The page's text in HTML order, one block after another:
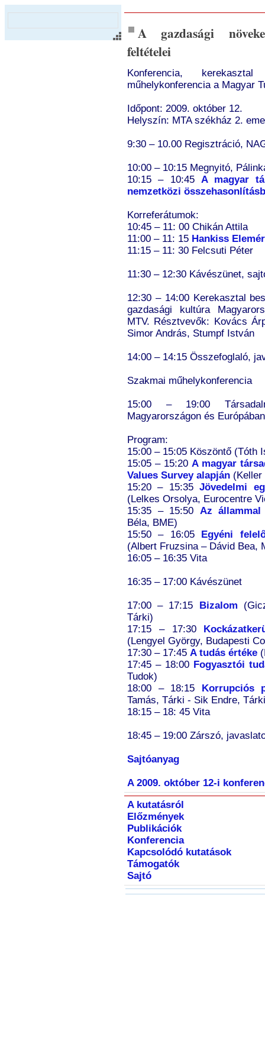
A gazdasági
feltételei
Konferencia,
műhelykonferencia a Magyar
Időpont: 2009. október 12.
Helyszín: MTA székház 2.
9:30 – 10.00 Regisztráció,
10:00 – 10:15 Megnyitó,
10:15 – 10:45 A magyar
nemzetközi
Korreferátumok:
10:45 – 11: 00 Chikán Attila
11:00 – 11: 15 Hankiss Elemér
11:15 – 11: 30 Felcsuti Péter
11:30 – 12:30 Kávészünet,
12:30 – 14:00 Kerekasztal
gazdasági kultúra
MTV. Résztvevők: Kovács
Simor András, Stumpf István
14:00 – 14:15 Összefoglaló,
Szakmai műhelykonferencia
15:00 – 19:00
Magyarországon és
Program:
15:00 – 15:05 Köszöntő (Tóth
15:05 – 15:20 A magyar
Values Survey alapján (Keller
15:20 – 15:35Jövedelmi
(Lelkes Orsolya, Eurocentre
15:35 – 15:50 Az állammal
Béla, BME)
15:50 – 16:05 Egyéni
(Albert Fruzsina – Dávid Bea,
16:05 – 16:35 Vita
16:35 – 17:00 Kávészünet
17:00 – 17:15 Bizalom
Tárki)
17:15 – 17:30
(Lengyel György, Budapesti
17:30 – 17:45 A tudás értéke
17:45 – 18:00 Fogyasztói
Tudok)
18:00 – 18:15 Korrupciós
Tamás, Tárki - Sik Endre,
18:15 – 18: 45 Vita
18:45 – 19:00 Zárszó,
Sajtóanyag
A 2009. október 12-i
A kutatásról
Előzmények
Publikációk
Konferencia
Kapcsolódó kutatások
Támogatók
Sajtó